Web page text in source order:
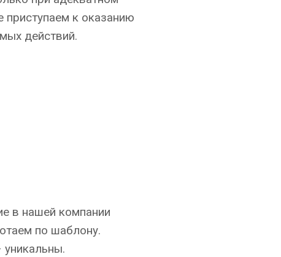
к оказанию
действий.
в нашей компании
по шаблону.